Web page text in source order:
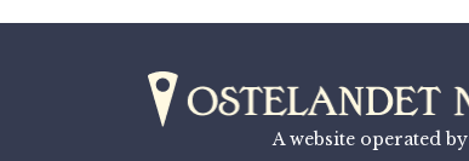
A website operated by